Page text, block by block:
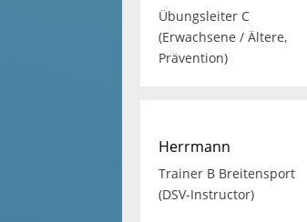
Übungsleiter C
(Erwachsene / Ältere,
Prävention)
Herrmann
Trainer B Breitensport
(DSV-Instructor)